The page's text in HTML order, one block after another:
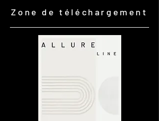
Zone de téléchargement